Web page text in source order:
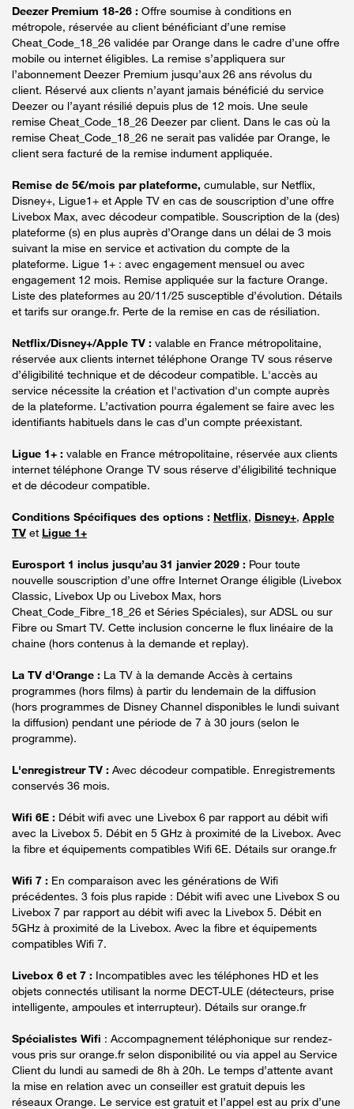
Deezer Premium 18-26 : Offre soumise à conditions en
métropole, réservée au client bénéficiant d’une remise
Cheat_Code_18_26 validée par Orange dans le cadre d’une offre
mobile ou internet éligibles. La remise s’appliquera sur
l’abonnement Deezer Premium jusqu’aux 26 ans révolus du
client. Réservé aux clients n’ayant jamais bénéficié du service
Deezer ou l’ayant résilié depuis plus de 12 mois. Une seule
remise Cheat_Code_18_26 Deezer par client. Dans le cas où la
remise Cheat_Code_18_26 ne serait pas validée par Orange, le
client sera facturé de la remise indument appliquée.
Remise de 5€/mois par plateforme, cumulable, sur Netflix,
Disney+, Ligue1+ et Apple TV en cas de souscription d’une offre
Livebox Max, avec décodeur compatible. Souscription de la (des)
plateforme (s) en plus auprès d’Orange dans un délai de 3 mois
suivant la mise en service et activation du compte de la
plateforme. Ligue 1+ : avec engagement mensuel ou avec
engagement 12 mois. Remise appliquée sur la facture Orange.
Liste des plateformes au 20/11/25 susceptible d’évolution. Détails
et tarifs sur orange.fr. Perte de la remise en cas de résiliation.
Netflix/Disney+/Apple TV : valable en France métropolitaine,
réservée aux clients internet téléphone Orange TV sous réserve
d’éligibilité technique et de décodeur compatible. L'accès au
service nécessite la création et l'activation d'un compte auprès
de la plateforme. L’activation pourra également se faire avec les
identifiants habituels dans le cas d’un compte préexistant.
Ligue 1+ : valable en France métropolitaine, réservée aux clients
internet téléphone Orange TV sous réserve d’éligibilité technique
et de décodeur compatible.
Conditions Spécifiques des options : Netflix, Disney+, Apple
TV et Ligue 1+
Eurosport 1 inclus jusqu’au 31 janvier 2029 : Pour toute
nouvelle souscription d’une offre Internet Orange éligible (Livebox
Classic, Livebox Up ou Livebox Max, hors
Cheat_Code_Fibre_18_26 et Séries Spéciales), sur ADSL ou sur
Fibre ou Smart TV. Cette inclusion concerne le flux linéaire de la
chaine (hors contenus à la demande et replay).
La TV d'Orange : La TV à la demande Accès à certains
programmes (hors films) à partir du lendemain de la diffusion
(hors programmes de Disney Channel disponibles le lundi suivant
la diffusion) pendant une période de 7 à 30 jours (selon le
programme).
L'enregistreur TV : Avec décodeur compatible. Enregistrements
conservés 36 mois.
Wifi 6E : Débit wifi avec une Livebox 6 par rapport au débit wifi
avec la Livebox 5. Débit en 5 GHz à proximité de la Livebox. Avec
la fibre et équipements compatibles Wifi 6E. Détails sur orange.fr
Wifi 7 : En comparaison avec les générations de Wifi
précédentes. 3 fois plus rapide : Débit wifi avec une Livebox S ou
Livebox 7 par rapport au débit wifi avec la Livebox 5. Débit en
5GHz à proximité de la Livebox. Avec la fibre et équipements
compatibles Wifi 7.
Livebox 6 et 7 : Incompatibles avec les téléphones HD et les
objets connectés utilisant la norme DECT-ULE (détecteurs, prise
intelligente, ampoules et interrupteur). Détails sur orange.fr
Spécialistes Wifi : Accompagnement téléphonique sur rendez-
vous pris sur orange.fr selon disponibilité ou via appel au Service
Client du lundi au samedi de 8h à 20h. Le temps d’attente avant
la mise en relation avec un conseiller est gratuit depuis les
réseaux Orange. Le service est gratuit et l’appel est au prix d’une